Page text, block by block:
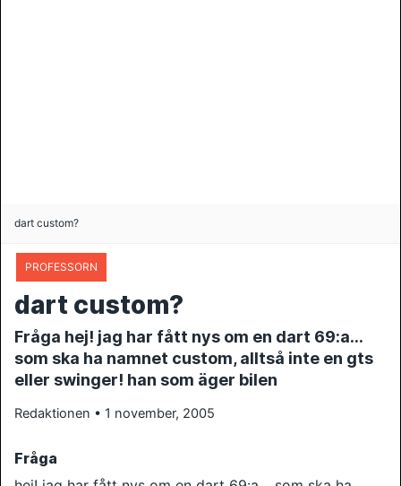
dart custom?
PROFESSORN
dart custom?
Fråga hej! jag har fått nys om en dart 69:a…
som ska ha namnet custom, alltså inte en gts
eller swinger! han som äger bilen
Redaktionen • 1 november, 2005
Fråga